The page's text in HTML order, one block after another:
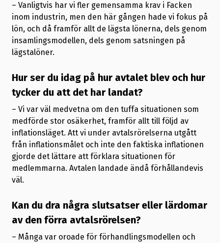
– Vanligtvis har vi fler gemensamma krav i Facken
inom industrin, men den här gången hade vi fokus på
lön, och då framför allt de lägsta lönerna, dels genom
insamlingsmodellen, dels genom satsningen på
lägstalöner.
Hur ser du idag på hur avtalet blev och hur
tycker du att det har landat?
– Vi var väl medvetna om den tuffa situationen som
medförde stor osäkerhet, framför allt till följd av
inflationsläget. Att vi under avtalsrörelserna utgått
från inflationsmålet och inte den faktiska inflationen
gjorde det lättare att förklara situationen för
medlemmarna. Avtalen landade ändå förhållandevis
väl.
Kan du dra några slutsatser eller lärdomar
av den förra avtalsrörelsen?
– Många var oroade för förhandlingsmodellen och